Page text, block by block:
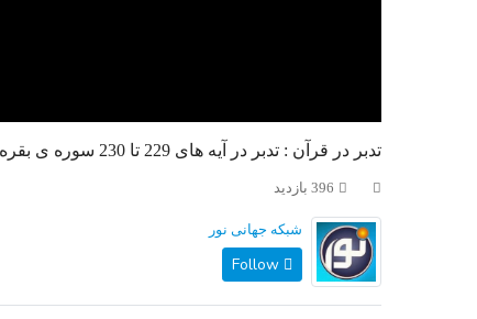
تدبر در قرآن : تدبر در آیه های 229 تا 230 سوره ی بقره ( طلاق شرعی )
396 بازدید
شبکه جهانی نور